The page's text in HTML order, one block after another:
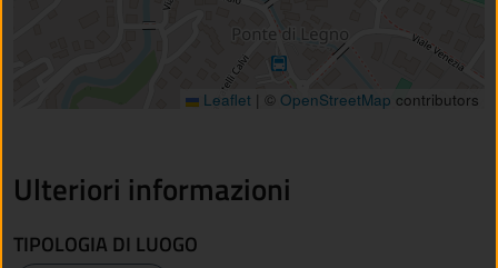
Leaflet | © OpenStreetMap contributors
Ulteriori informazioni
TIPOLOGIA DI LUOGO